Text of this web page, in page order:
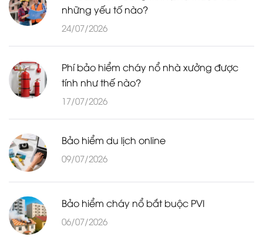
những yếu tố nào?
24/07/2026
Phí bảo hiểm cháy nổ nhà xưởng được
tính như thế nào?
17/07/2026
Bảo hiểm du lịch online
09/07/2026
Bảo hiểm cháy nổ bắt buộc PVI
06/07/2026